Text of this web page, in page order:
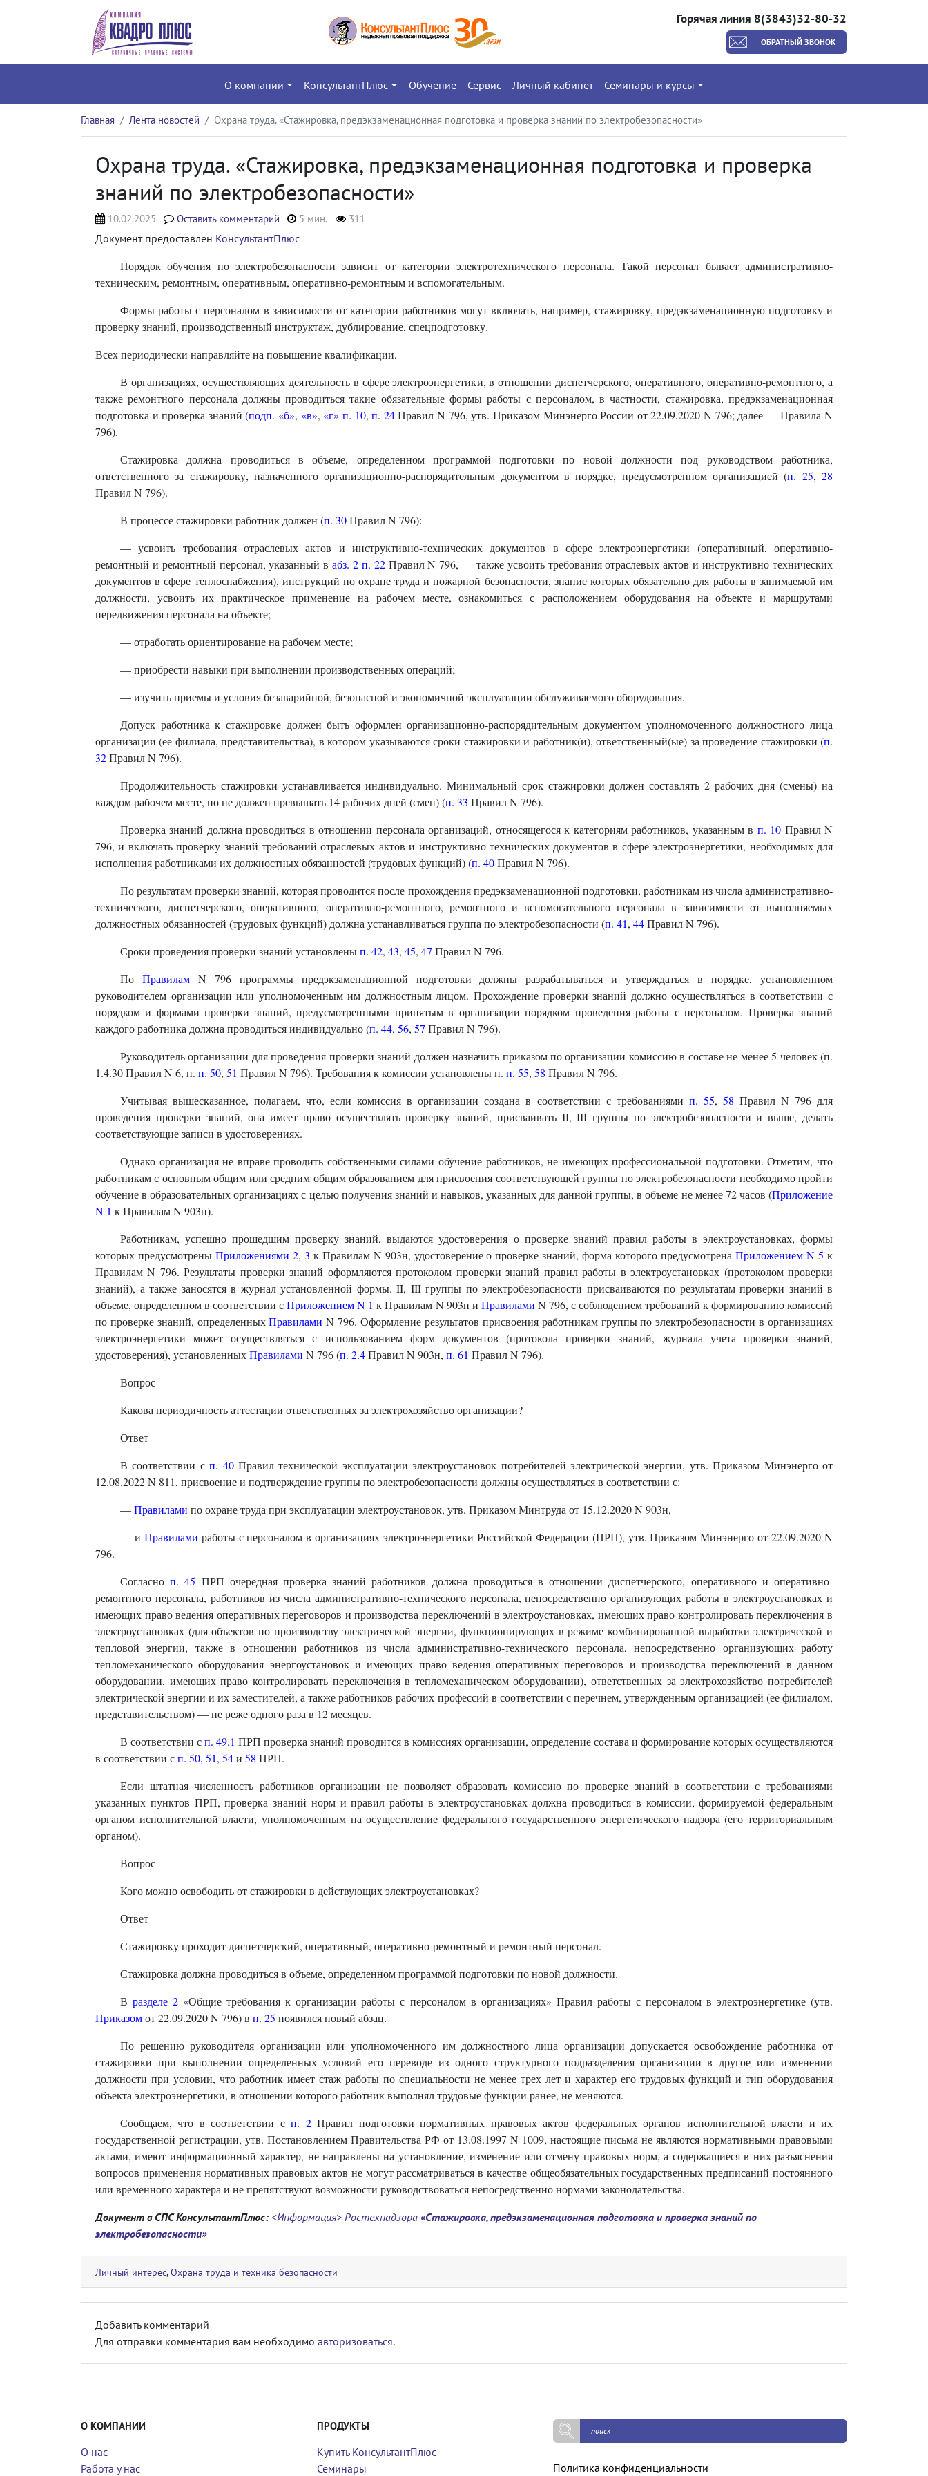
Горячая линия 8(3843)32-80-32
ОБРАТНЫЙ ЗВОНОК
О компании КонсультантПлюс Обучение Сервис Личный кабинет Семинары и курсы
Главная Лента новостей Охрана труда. «Стажировка, предэкзаменационная подготовка и проверка знаний по электробезопасности»
Охрана труда. «Стажировка, предэкзаменационная подготовка и проверка
знаний по электробезопасности»
10.02.2025 Оставить комментарий 5 мин. 311
Документ предоставлен КонсультантПлюс
Порядок обучения по электробезопасности зависит от категории электротехнического персонала. Такой персонал бывает административно-
техническим, ремонтным, оперативным, оперативно-ремонтным и вспомогательным.
Формы работы с персоналом в зависимости от категории работников могут включать, например, стажировку, предэкзаменационную подготовку и
проверку знаний, производственный инструктаж, дублирование, спецподготовку.
Всех периодически направляйте на повышение квалификации.
В организациях, осуществляющих деятельность в сфере электроэнергетики, в отношении диспетчерского, оперативного, оперативно-ремонтного, а
также ремонтного персонала должны проводиться такие обязательные формы работы с персоналом, в частности, стажировка, предэкзаменационная
подготовка и проверка знаний (подп. «б», «в», «г» п. 10,п. 24Правил N 796, утв. Приказом Минэнерго России от 22.09.2020 N 796; далее — Правила N
796).
Стажировка должна проводиться в объеме, определенном программой подготовки по новой должности под руководством работника,
ответственного за стажировку, назначенного организационно-распорядительным документом в порядке, предусмотренном организацией (п. 25,28
Правил N 796).
В процессе стажировки работник должен (п. 30Правил N 796):
— усвоить требования отраслевых актов и инструктивно-технических документов в сфере электроэнергетики (оперативный, оперативно-
ремонтный и ремонтный персонал, указанный вабз. 2 п. 22Правил N 796, — также усвоить требования отраслевых актов и инструктивно-технических
документов в сфере теплоснабжения), инструкций по охране труда и пожарной безопасности, знание которых обязательно для работы в занимаемой им
должности, усвоить их практическое применение на рабочем месте, ознакомиться с расположением оборудования на объекте и маршрутами
передвижения персонала на объекте;
— отработать ориентирование на рабочем месте;
— приобрести навыки при выполнении производственных операций;
— изучить приемы и условия безаварийной, безопасной и экономичной эксплуатации обслуживаемого оборудования.
Допуск работника к стажировке должен быть оформлен организационно-распорядительным документом уполномоченного должностного лица
организации (ее филиала, представительства), в котором указываются сроки стажировки и работник(и), ответственный(ые) за проведение стажировки (п.
32Правил N 796).
Продолжительность стажировки устанавливается индивидуально. Минимальный срок стажировки должен составлять 2 рабочих дня (смены) на
каждом рабочем месте, но не должен превышать 14 рабочих дней (смен) (п. 33 Правил N 796).
Проверка знаний должна проводиться в отношении персонала организаций, относящегося к категориям работников, указанным в п. 10 Правил N
796, и включать проверку знаний требований отраслевых актов и инструктивно-технических документов в сфере электроэнергетики, необходимых для
исполнения работниками их должностных обязанностей (трудовых функций) (п. 40Правил N 796).
По результатам проверки знаний, которая проводится после прохождения предэкзаменационной подготовки, работникам из числа административно-
технического, диспетчерского, оперативного, оперативно-ремонтного, ремонтного и вспомогательного персонала в зависимости от выполняемых
должностных обязанностей (трудовых функций) должна устанавливаться группа по электробезопасности (п. 41, 44Правил N 796).
Сроки проведения проверки знаний установленып. 42, 43, 45, 47 Правил N 796.
По ПравиламN 796 программы предэкзаменационной подготовки должны разрабатываться и утверждаться в порядке, установленном
руководителем организации или уполномоченным им должностным лицом. Прохождение проверки знаний должно осуществляться в соответствии с
порядком и формами проверки знаний, предусмотренными принятым в организации порядком проведения работы с персоналом. Проверка знаний
каждого работника должна проводиться индивидуально (п. 44, 56, 57 Правил N 796).
Руководитель организации для проведения проверки знаний должен назначить приказом по организации комиссию в составе не менее 5 человек (п.
1.4.30 Правил N 6, п. п. 50, 51 Правил N 796). Требования к комиссии установлены п. п. 55, 58 Правил N 796.
Учитывая вышесказанное, полагаем, что, если комиссия в организации создана в соответствии с требованиями п. 55, 58 Правил N 796 для
проведения проверки знаний, она имеет право осуществлять проверку знаний, присваивать II, III группы по электробезопасности и выше, делать
соответствующие записи в удостоверениях.
Однако организация не вправе проводить собственными силами обучение работников, не имеющих профессиональной подготовки. Отметим, что
работникам с основным общим или средним общим образованием для присвоения соответствующей группы по электробезопасности необходимо пройти
обучение в образовательных организациях с целью получения знаний и навыков, указанных для данной группы, в объеме не менее 72 часов (Приложение
N 1 к Правилам N 903н).
Работникам, успешно прошедшим проверку знаний, выдаются удостоверения о проверке знаний правил работы в электроустановках, формы
которых предусмотрены Приложениями 2, 3 к Правилам N 903н, удостоверение о проверке знаний, форма которого предусмотренаПриложением N 5 к
Правилам N 796. Результаты проверки знаний оформляются протоколом проверки знаний правил работы в электроустановках (протоколом проверки
знаний), а также заносятся в журнал установленной формы. II, III группы по электробезопасности присваиваются по результатам проверки знаний в
объеме, определенном в соответствии сПриложением N 1 к Правилам N 903н и Правилами N 796, с соблюдением требований к формированию комиссий
по проверке знаний, определенныхПравилами N 796. Оформление результатов присвоения работникам группы по электробезопасности в организациях
электроэнергетики может осуществляться с использованием форм документов (протокола проверки знаний, журнала учета проверки знаний,
удостоверения), установленныхПравилами N 796 (п. 2.4Правил N 903н, п. 61 Правил N 796).
Вопрос
Какова периодичность аттестации ответственных за электрохозяйство организации?
Ответ
В соответствии сп. 40Правил технической эксплуатации электроустановок потребителей электрической энергии, утв. Приказом Минэнерго от
12.08.2022 N 811, присвоение и подтверждение группы по электробезопасности должны осуществляться в соответствии с:
—Правилами по охране труда при эксплуатации электроустановок, утв. Приказом Минтруда от 15.12.2020 N 903н,
— и Правилами работы с персоналом в организациях электроэнергетики Российской Федерации (ПРП), утв. Приказом Минэнерго от 22.09.2020 N
796.
Согласноп. 45 ПРП очередная проверка знаний работников должна проводиться в отношении диспетчерского, оперативного и оперативно-
ремонтного персонала, работников из числа административно-технического персонала, непосредственно организующих работы в электроустановках и
имеющих право ведения оперативных переговоров и производства переключений в электроустановках, имеющих право контролировать переключения в
электроустановках (для объектов по производству электрической энергии, функционирующих в режиме комбинированной выработки электрической и
тепловой энергии, также в отношении работников из числа административно-технического персонала, непосредственно организующих работу
тепломеханического оборудования энергоустановок и имеющих право ведения оперативных переговоров и производства переключений в данном
оборудовании, имеющих право контролировать переключения в тепломеханическом оборудовании), ответственных за электрохозяйство потребителей
электрической энергии и их заместителей, а также работников рабочих профессий в соответствии с перечнем, утвержденным организацией (ее филиалом,
представительством) — не реже одного раза в 12 месяцев.
В соответствии сп. 49.1 ПРП проверка знаний проводится в комиссиях организации, определение состава и формирование которых осуществляются
в соответствии сп. 50, 51, 54и 58 ПРП.
Если штатная численность работников организации не позволяет образовать комиссию по проверке знаний в соответствии с требованиями
указанных пунктов ПРП, проверка знаний норм и правил работы в электроустановках должна проводиться в комиссии, формируемой федеральным
органом исполнительной власти, уполномоченным на осуществление федерального государственного энергетического надзора (его территориальным
органом).
Вопрос
Кого можно освободить от стажировки в действующих электроустановках?
Ответ
Стажировку проходит диспетчерский, оперативный, оперативно-ремонтный и ремонтный персонал.
Стажировка должна проводиться в объеме, определенном программой подготовки по новой должности.
Вразделе 2 «Общие требования к организации работы с персоналом в организациях» Правил работы с персоналом в электроэнергетике (утв.
Приказомот 22.09.2020 N 796) в п. 25 появился новый абзац.
По решению руководителя организации или уполномоченного им должностного лица организации допускается освобождение работника от
стажировки при выполнении определенных условий его переводе из одного структурного подразделения организации в другое или изменении
должности при условии, что работник имеет стаж работы по специальности не менее трех лет и характер его трудовых функций и тип оборудования
объекта электроэнергетики, в отношении которого работник выполнял трудовые функции ранее, не меняются.
Сообщаем, что в соответствии сп. 2Правил подготовки нормативных правовых актов федеральных органов исполнительной власти и их
государственной регистрации, утв. Постановлением Правительства РФ от 13.08.1997 N 1009, настоящие письма не являются нормативными правовыми
актами, имеют информационный характер, не направлены на установление, изменение или отмену правовых норм, а содержащиеся в них разъяснения
вопросов применения нормативных правовых актов не могут рассматриваться в качестве общеобязательных государственных предписаний постоянного
или временного характера и не препятствуют возможности руководствоваться непосредственно нормами законодательства.
Документ в СПС КонсультантПлюс: <Информация> Ростехнадзора «Стажировка, предэкзаменационная подготовка и проверка знаний по
электробезопасности»
Личный интерес,Охрана труда и техника безопасности
Добавить комментарий
Для отправки комментария вам необходимо авторизоваться.
О КОМПАНИИ
О нас
Работа у нас
ПРОДУКТЫ
Купить КонсультантПлюс
Семинары
Политика конфиденциальности